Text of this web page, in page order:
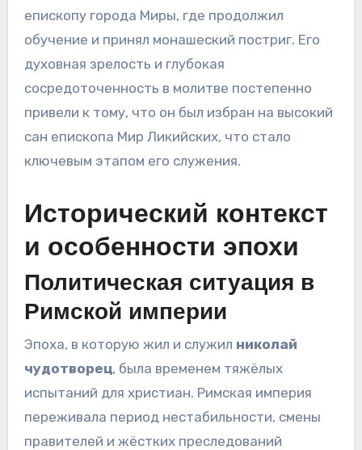
епископу города Миры, где продолжил
обучение и принял монашеский постриг. Его
духовная зрелость и глубокая
сосредоточенность в молитве постепенно
привели к тому, что он был избран на высокий
сан епископа Мир Ликийских, что стало
ключевым этапом его служения.
Исторический контекст
и особенности эпохи
Политическая ситуация в
Римской империи
Эпоха, в которую жил и служил николай
чудотворец, была временем тяжёлых
испытаний для христиан. Римская империя
переживала период нестабильности, смены
правителей и жёстких преследований